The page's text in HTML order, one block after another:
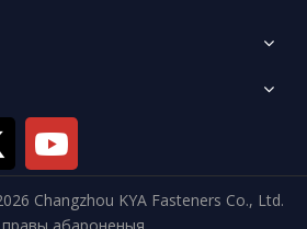
Changzhou KYA Fasteners Co., Ltd.